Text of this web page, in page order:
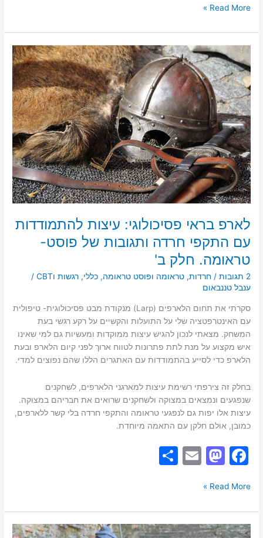
c
e
b
o
o
k
st
o
d
o
n
l
e
Read More »
לארפ בראי פסיכולוגי: עיצות להתמודדות
עם התקפי חרדה ותגובות של פוסט-
טראומה. חלק ב'
2 תגובות /חרדות,טראומה ופוסט טראומה,כללי,רגשות וCBT
/
ענבל טננבאום
סקרתי את תחום הלארפים (Larp) מנקודת מבט פסיכולוגית- טיפולית
עם האינטרפטציה שלי על התועלות והקשיים על רקע רגשי בעת
המשחק. מצאתי לנכון להגיש עיצות ממוקדות ומעשיות גם למי שאינו
איש מקצוע על מנת לתת פתרונות לטווח ארוך לפני קיום הלארפ ובעת
הלארפ כדי לסייע בהתמודדות עם האתגרים הללו שהם נפוצים למדי.
בחלק זה צירפתי רשימת עיצות למארגני הלארפים, לשחקנים
שנפגעים ונמצאים במצוקה ולשחקנים שרואים את חבריהם במצוקה.
עיצות אלו יפות גם לנפגעי טראומה והתקפי חרדה בלי קשר ללארפים,
כמובן, אולם חלקן עם התאמה מיוחדת.
F
c
e
b
M
st
o
d
E
l
e
לארפ
בראי
פסיכולוגי:
עיצות
להתמודדות
עם
התקפי
חרדה
ותגובות
של
פוסט-
טראומה.
חלק
ב'
Read More »
לארפ